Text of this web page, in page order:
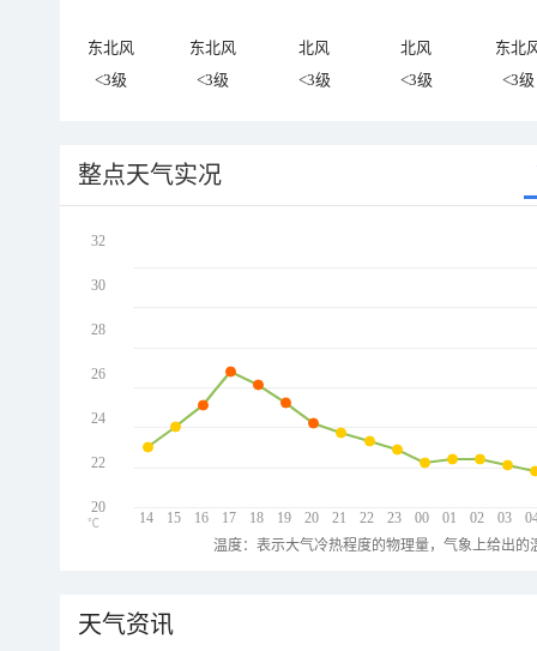
东北风 东北风 北风 北风
东北
<3级
<3级 <3级 <3级 <3级
整点天气实况
14 15 16 17 18 19 20 21 22 23 00 01 02 03
32
30
28
26
24
22
20
℃
温度：表示大气冷热程度的物理量，气象上给出
天气资讯